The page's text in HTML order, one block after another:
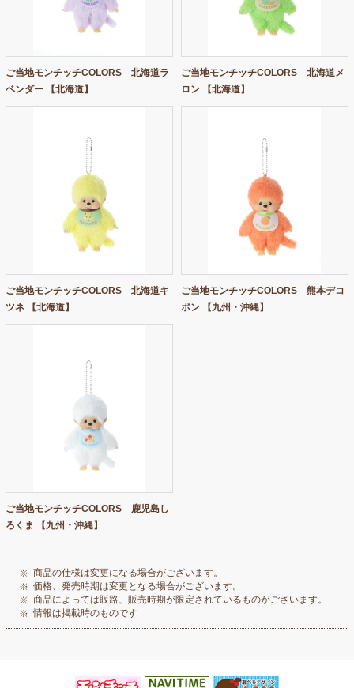
ご当地モンチッチCOLORS 北海道ラ
ベンダー 【北海道】
ご当地モンチッチCOLORS 北海道メ
ロン 【北海道】
ご当地モンチッチCOLORS 北海道キ
ツネ 【北海道】
ご当地モンチッチCOLORS 熊本デコ
ポン 【九州・沖縄】
ご当地モンチッチCOLORS 鹿児島し
ろくま 【九州・沖縄】
商品の仕様は変更になる場合がございます。
価格、発売時期は変更となる場合がございます。
商品によっては販路、販売時期が限定されているものがございます。
情報は掲載時のものです